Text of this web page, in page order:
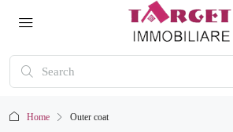
Home Outer coat